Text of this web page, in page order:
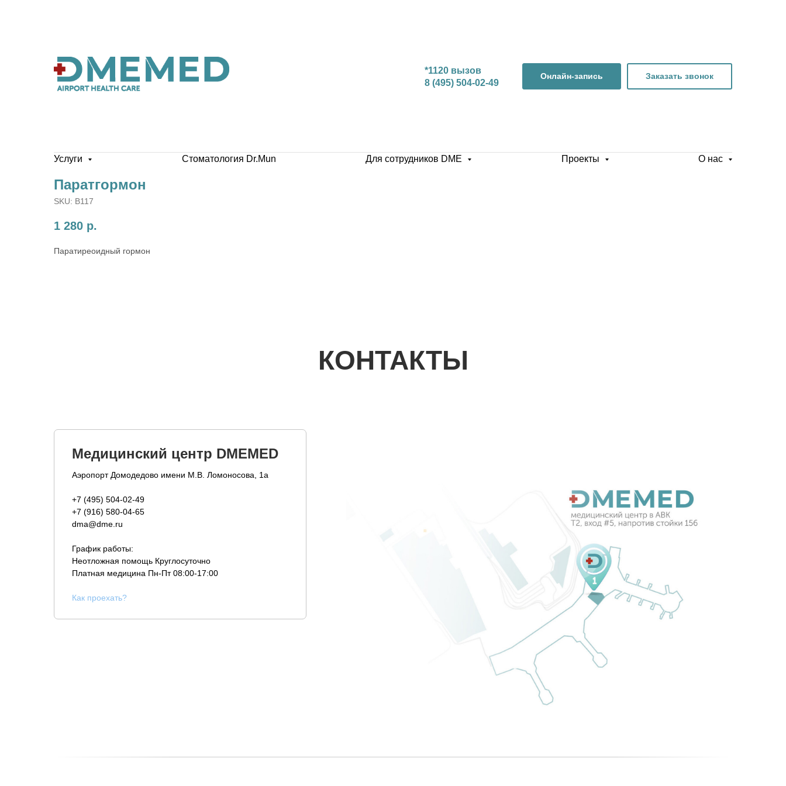
*1120 вызов
8 (495) 504-02-49
Онлайн-запись Заказать звонок
Услуги Стоматология Dr.Mun Для сотрудников DME Проекты О нас
Паратгормон
SKU: B117
1 280 р.
Паратиреоидный гормон
КОНТАКТЫ
Медицинский центр DMEMED
Аэропорт Домодедово имени М.В. Ломоносова, 1а
+7 (495) 504-02-49
+7 (916) 580-04-65
dma@dme.ru
График работы:
Неотложная помощь Круглосуточно
Платная медицина Пн-Пт 08:00-17:00
Как проехать?